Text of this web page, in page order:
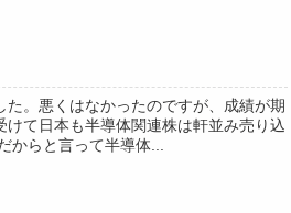
。悪くはなかったのですが、成績が期
て日本も半導体関連株は軒並み売り込
からと言って半導体...